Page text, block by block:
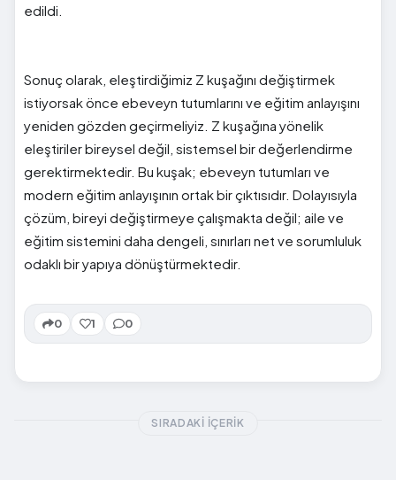
edildi.
Sonuç olarak, eleştirdiğimiz Z kuşağını değiştirmek
istiyorsak önce ebeveyn tutumlarını ve eğitim anlayışını
yeniden gözden geçirmeliyiz. Z kuşağına yönelik
eleştiriler bireysel değil, sistemsel bir değerlendirme
gerektirmektedir. Bu kuşak; ebeveyn tutumları ve
modern eğitim anlayışının ortak bir çıktısıdır. Dolayısıyla
çözüm, bireyi değiştirmeye çalışmakta değil; aile ve
eğitim sistemini daha dengeli, sınırları net ve sorumluluk
odaklı bir yapıya dönüştürmektedir.
0 1 0
SIRADAKI İÇERIK